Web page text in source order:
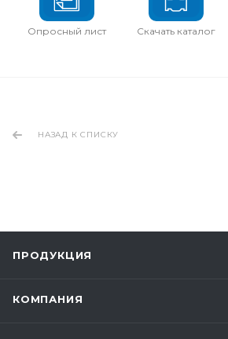
Опросный лист Скачать каталог
НАЗАД К СПИСКУ
ПРОДУКЦИЯ
КОМПАНИЯ